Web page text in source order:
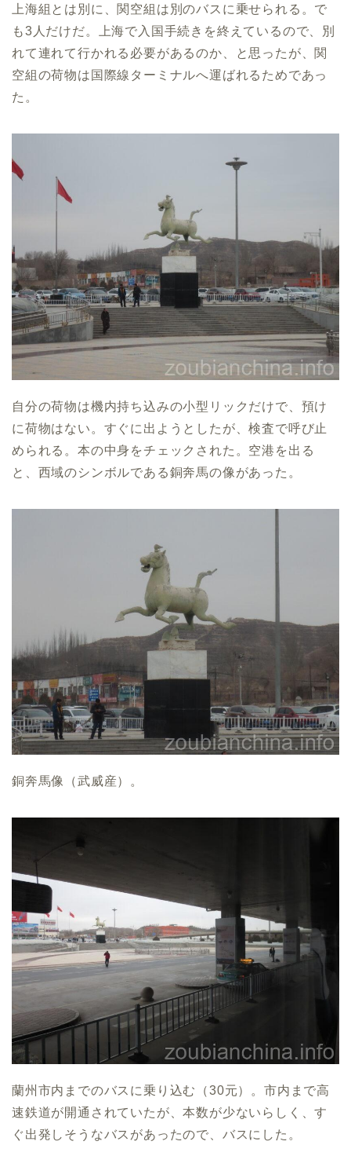
上海組とは別に、関空組は別のバスに乗せられる。で
も3人だけだ。上海で入国手続きを終えているので、別
れて連れて行かれる必要があるのか、と思ったが、関
空組の荷物は国際線ターミナルへ運ばれるためであっ
た。
自分の荷物は機内持ち込みの小型リックだけで、預け
に荷物はない。すぐに出ようとしたが、検査で呼び止
められる。本の中身をチェックされた。空港を出る
と、西域のシンボルである銅奔馬の像があった。
銅奔馬像（武威産）。
蘭州市内までのバスに乗り込む（30元）。市内まで高
速鉄道が開通されていたが、本数が少ないらしく、す
ぐ出発しそうなバスがあったので、バスにした。